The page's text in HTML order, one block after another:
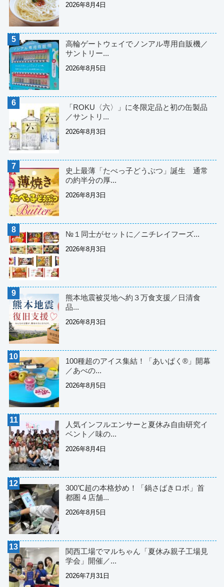
2026年8月4日
高輪ゲートウェイでノンアル専用自販機／
サントリー...
2026年8月5日
「ROKU〈六〉」に冬限定品と初の缶製品
／サントリ...
2026年8月3日
史上最薄「たべっ子どうぶつ」誕生 通常
の約半分の厚...
2026年8月3日
№１同士がセットに／ニチレイフーズ...
2026年8月3日
熊本地震被災地へ約３万食支援／日清食
品...
2026年8月3日
100種超のアイス集結！「あいぱく®」開幕
／あべの...
2026年8月5日
人気インフルエンサーと夏休み自由研究イ
ベント／味の...
2026年8月4日
300℃超の本格炒め！「鍋さばきロボ」首
都圏４店舗...
2026年8月5日
関西工場でマルちゃん「夏休み親子工場見
学会」開催／...
2026年7月31日